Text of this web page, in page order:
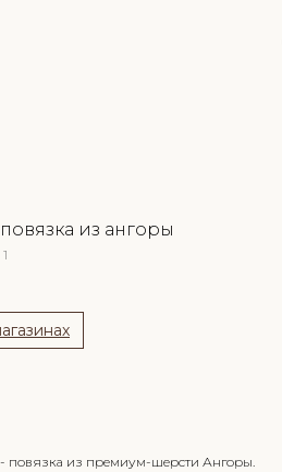
из ангоры
повязка из премиум-шерсти Ангоры.